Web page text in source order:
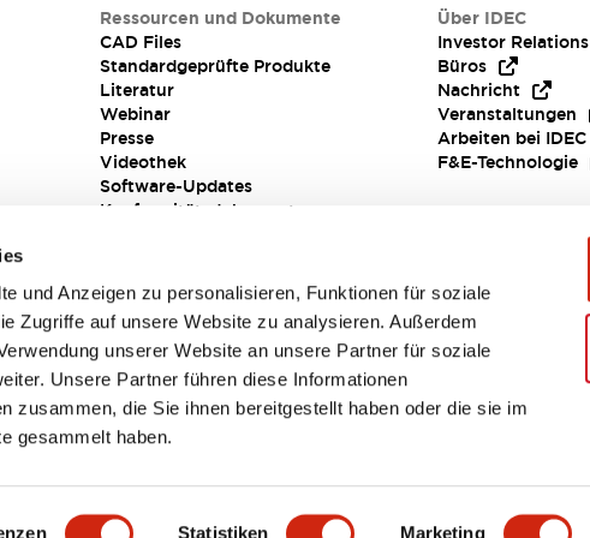
und Anzeigen zu personalisieren, Funktionen für soziale
Zugriffe auf unsere Website zu analysieren. Außerdem
unserer Website an unsere Partner für soziale
Unsere Partner führen diese Informationen
zusammen, die Sie ihnen bereitgestellt haben oder die sie im
gesammelt haben.
Statistiken Marketing
Ressourcen und Dokumente
CAD Files
Standardgeprüfte Produkte
Literatur
Webinar
Presse
Videothek
Software-Updates
Konformitätsdokumente
Über IDEC
Investor Relations
Büros
Nachricht
Veranstaltungen
Arbeiten bei IDEC
F&E-Technologie